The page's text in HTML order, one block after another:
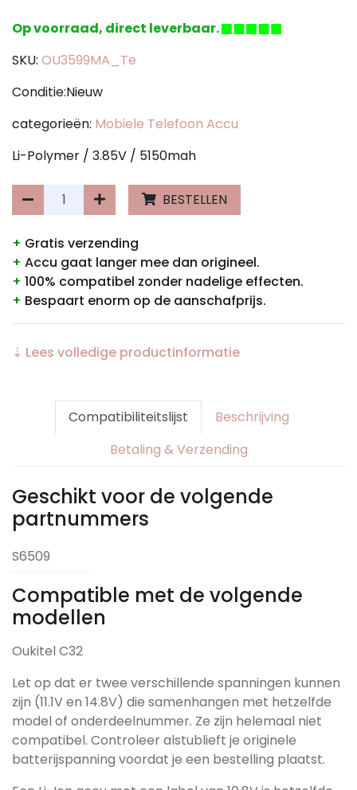
Op voorraad, direct leverbaar.
SKU: OU3599MA_Te
Conditie:Nieuw
categorieën: Mobiele Telefoon Accu
Li-Polymer / 3.85V / 5150mah
BESTELLEN
+ Gratis verzending
+ Accu gaat langer mee dan origineel.
+ 100% compatibel zonder nadelige effecten.
+ Bespaart enorm op de aanschafprijs.
⇣ Lees volledige productinformatie
Compatibiliteitslijst
Beschrijving
Betaling & Verzending
Geschikt voor de volgende
partnummers
S6509
Compatible met de volgende
modellen
Oukitel C32
Let op dat er twee verschillende spanningen kunnen
zijn (11.1V en 14.8V) die samenhangen met hetzelfde
model of onderdeelnummer. Ze zijn helemaal niet
compatibel. Controleer alstublieft je originele
batterijspanning voordat je een bestelling plaatst.